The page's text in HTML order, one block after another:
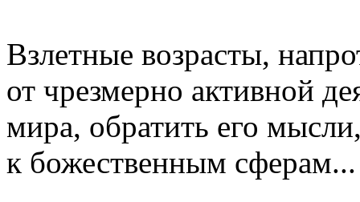
Взлетные возрасты,
от чрезмерно активной
мира, обратить его
к божественным сферам...